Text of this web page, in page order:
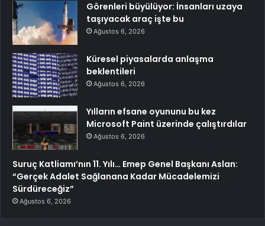
Görenleri büyülüyor: İnsanları uzaya
taşıyacak araç işte bu
Ağustos 6, 2026
Küresel piyasalarda anlaşma
beklentileri
Ağustos 6, 2026
Yılların efsane oyununu bu kez
Microsoft Paint üzerinde çalıştırdılar
Ağustos 6, 2026
Suruç Katliamı’nın 11. Yılı… Emep Genel Başkanı Aslan:
“Gerçek Adalet Sağlanana Kadar Mücadelemizi
Sürdüreceğiz”
Ağustos 6, 2026